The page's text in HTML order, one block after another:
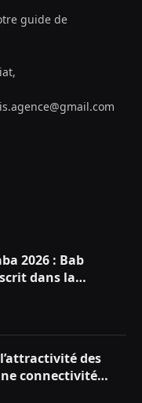
guide de
2026 : Bab
dans la
en faveur des
des
connectivité
de Ryanair